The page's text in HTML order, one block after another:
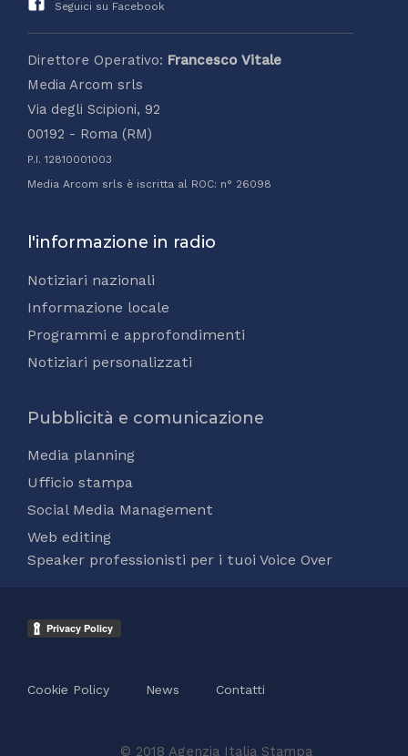
Seguici su Facebook
Direttore Operativo: Francesco Vitale
Media Arcom srls
Via degli Scipioni, 92
00192 - Roma (RM)
P.I. 12810001003
Media Arcom srls è iscritta al ROC: n° 26098
l'informazione in radio
Notiziari nazionali
Informazione locale
Programmi e approfondimenti
Notiziari personalizzati
Pubblicità e comunicazione
Media planning
Ufficio stampa
Social Media Management
Web editing
Speaker professionisti per i tuoi Voice Over
Cookie Policy News Contatti
© 2018 Agenzia Italia Stampa